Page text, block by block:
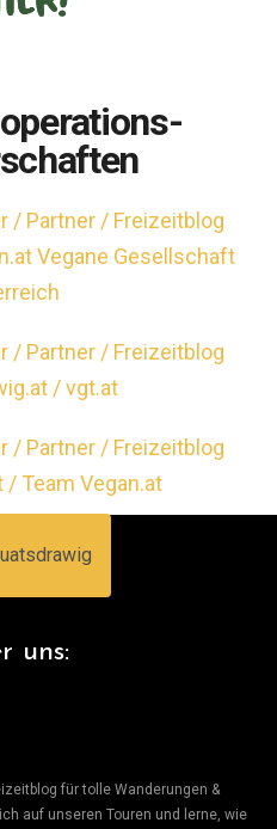
uns:
für tolle Wanderungen &
auf unseren Touren und lerne, wie